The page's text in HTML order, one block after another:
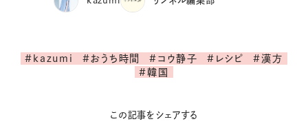
#kazumi #おうち時間 #コウ静子 #レシピ
#漢方
#韓国
この記事をシェアする